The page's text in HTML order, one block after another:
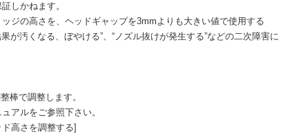
しかねます。
ジの高さを、ヘッドギャップを3mmよりも大きい値で使用する
が汚くなる、ぼやける”、“ノズル抜けが発生する”などの二次障害に
棒で調整します。
アルをご参照下さい。
高さを調整する]